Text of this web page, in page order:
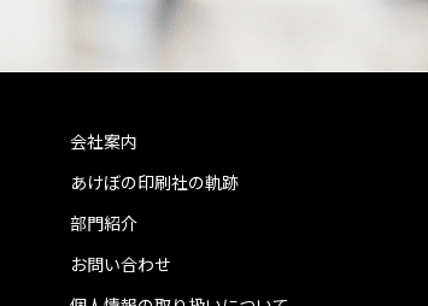
会社案内
あけぼの印刷社の軌跡
部門紹介
お問い合わせ